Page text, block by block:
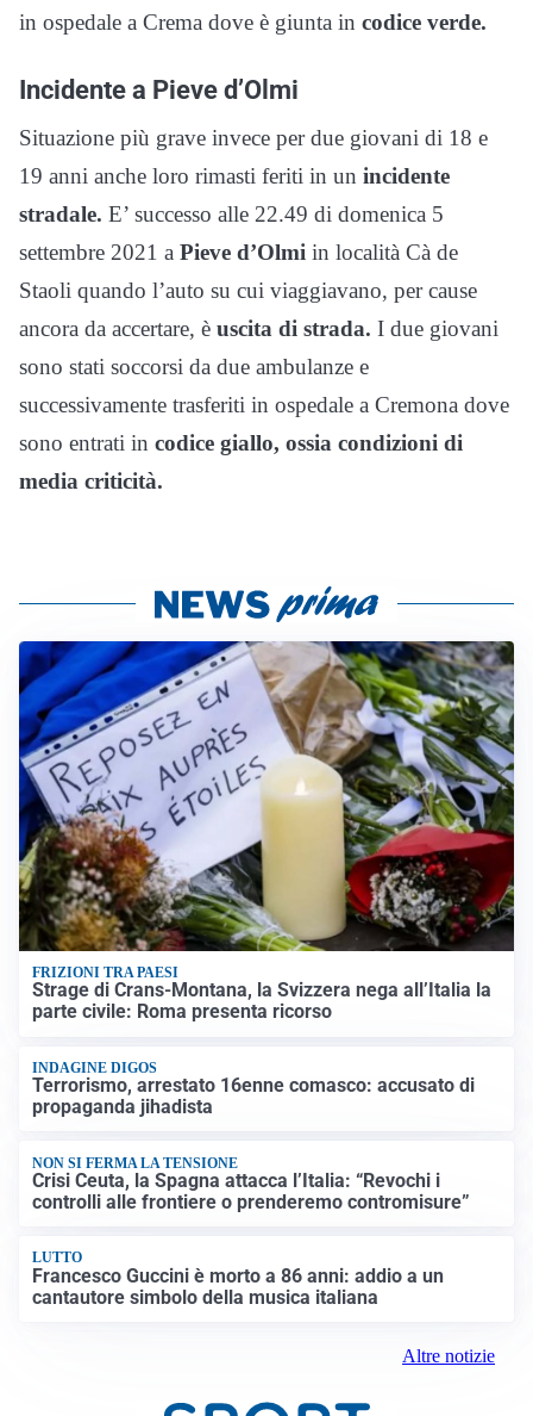
in ospedale a Crema dove è giunta in codice verde.
Incidente a Pieve d’Olmi
Situazione più grave invece per due giovani di 18 e
19 anni anche loro rimasti feriti in un incidente
stradale. E’ successo alle 22.49 di domenica 5
settembre 2021 a Pieve d’Olmi in località Cà de
Staoli quando l’auto su cui viaggiavano, per cause
ancora da accertare, è uscita di strada. I due giovani
sono stati soccorsi da due ambulanze e
successivamente trasferiti in ospedale a Cremona dove
sono entrati in codice giallo, ossia condizioni di
media criticità.
FRIZIONI TRA PAESI
Strage di Crans-Montana, la Svizzera nega all’Italia la
parte civile: Roma presenta ricorso
INDAGINE DIGOS
Terrorismo, arrestato 16enne comasco: accusato di
propaganda jihadista
NON SI FERMA LA TENSIONE
Crisi Ceuta, la Spagna attacca l’Italia: “Revochi i
controlli alle frontiere o prenderemo contromisure”
LUTTO
Francesco Guccini è morto a 86 anni: addio a un
cantautore simbolo della musica italiana
Altre notizie